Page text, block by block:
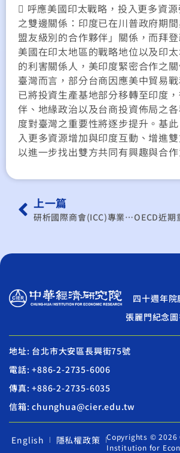
 呼應美國印太戰略，投入更多資
之雙邊關係：印度已在川普政府期
盟友級別的合作夥伴」關係，而拜
美國在印太地區的戰略地位以及印
的利害關係人，美印度緊密合作之
臺灣而言，部分台商因應美中貿易
已將投資生產基地部分移轉至印度
伴、地緣政治以及台商投資佈局之
度對臺灣之重要性將逐步提升。基
入更多資源增加與印度互動、增進
以進一步找出雙方共同有興趣與合
上一篇
研析國際商會(ICC)專業委員會會議重點
四十週年院
張麗門紀念
地址: 台北市大安區長興街75號
電話: +886-2-2735-6006
傳真: +886-2-2735-6035
信箱: chunghua@cier.edu.tw
English
隱私權政策
Copyrights © 2026
Institution for